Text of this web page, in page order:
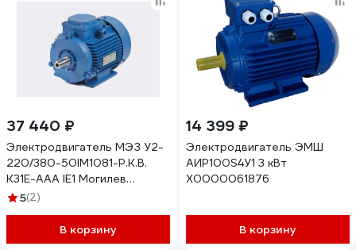
37 440 ₽
Электродвигатель МЭЗ У2-
220/380-50IM1081-Р.К.В.
К31Е-ААА IE1 Могилев
АИР112М2 7,5*3000 1081
5(2)
В корзину
14 399 ₽
Электродвигатель ЭМШ
АИР100S4У1 3 кВт
Х0000061876
В корзину